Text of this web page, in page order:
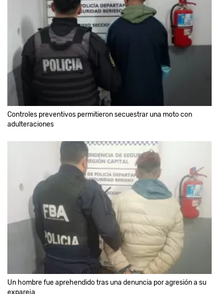
Controles preventivos permitieron secuestrar una moto con
adulteraciones
Un hombre fue aprehendido tras una denuncia por agresión a su
expareja